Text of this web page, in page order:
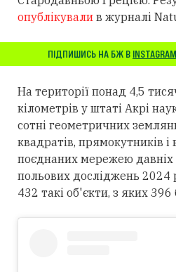
опублікували в журналі
ПІДПИШИСЬ НА БЖ В INSTAGRAM
На території понад 4,5
кілометрів у штаті Акрі
сотні геометричних
квадратів, прямокутників і
поєднаних мережею давніх
польових досліджень 2024
432 такі об'єкти, з яких 396